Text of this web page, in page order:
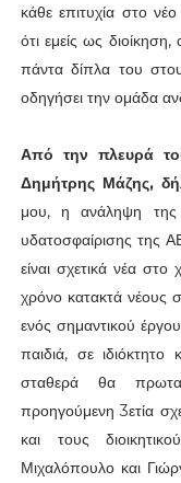
κάθε επιτυχία στο
ότι εμείς ως
πάντα δίπλα του
οδηγήσει την ομάδα
Από την πλευρά
Δημήτρης Μάζης,
μου, η ανάληψη της
υδατοσφαίρισης της
είναι σχετικά νέα
χρόνο κατακτά νέους
ενός σημαντικού
παιδιά, σε
σταθερά θα
προηγούμενη 3ετία
και τους
Μιχαλόπουλο και